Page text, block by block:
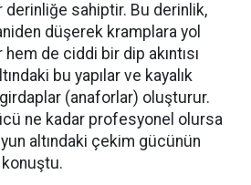
derinliğe sahiptir. Bu derinlik,
düşerek kramplara yol
de ciddi bir dip akıntısı
bu yapılar ve kayalık
(anaforlar) oluşturur.
ne kadar profesyonel olursa
altındaki çekim gücünün
konuştu.